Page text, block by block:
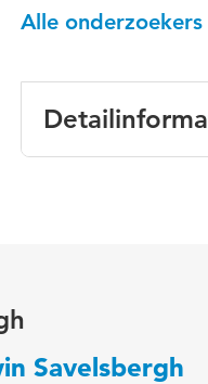
Alle onderzoekers
Savelsbergh